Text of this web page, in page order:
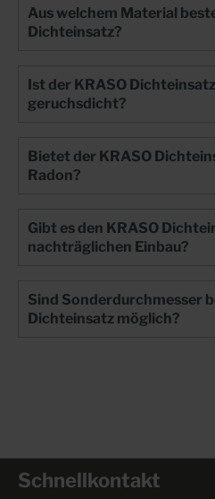
Aus welchem Material
Dichteinsatz?
Ist der KRASO
geruchsdicht?
Bietet der KRASO
Radon?
Gibt es den KRASO
nachträglichen Einbau?
Sind Sonderdurchmesser
Dichteinsatz möglich?
Schnellkontakt